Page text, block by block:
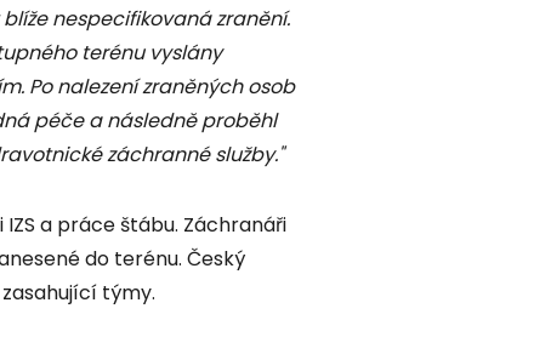
nespecifikovaná zranění.
terénu vyslány
Po nalezení zraněných osob
péče a následně proběhl
záchranné služby."
a práce štábu. Záchranáři
do terénu. Český
týmy.